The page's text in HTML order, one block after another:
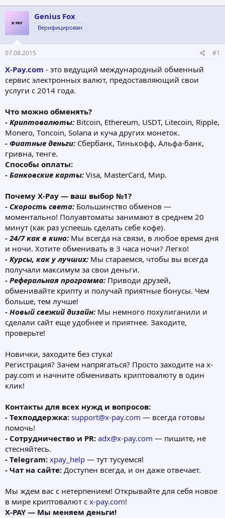
т
р
е
м
ы
т
а
н
а
ч
л
а
Genius Fox
Верифицирован
07.08.2015 #1
X-Pay.сom - это ведущий международный обменный
сервис электронных валют, предоставляющий свои
услуги с 2014 года.
Что можно обменять?
- Криптовалюты: Bitcoin, Ethereum, USDT, Litecoin, Ripple,
Monero, Тoncoin, Solana и куча других монеток.
- Фиатные деньги: Сбербанк, Тинькофф, Альфа-банк,
гривна, тенге.
Способы оплаты:
- Банковские карты: Visa, MasterCard, Мир.
Почему X-Pay — ваш выбор №1?
- Скорость света: Большинство обменов —
моментально! Полуавтоматы занимают в среднем 20
минут (как раз успеешь сделать себе кофе).
- 24/7 как в кино: Мы всегда на связи, в любое время дня
и ночи. Хотите обменивать в 3 часа ночи? Легко!
- Курсы, как у лучших: Мы стараемся, чтобы вы всегда
получали максимум за свои деньги.
- Реферальная программа: Приводи друзей,
обменивайте крипту и получай приятные бонусы. Чем
больше, тем лучше!
- Новый свежий дизайн: Мы немного похулиганили и
сделали сайт еще удобнее и приятнее. Заходите,
проверьте!
Новички, заходите без стука!
Регистрация? Зачем напрягаться? Просто заходите на x-
pay.com и начните обменивать криптовалюту в один
клик!
Контакты для всех нужд и вопросов:
- Техподдержка: support@x-pay.com — всегда готовы
помочь!
- Сотрудничество и PR: adx@x-pay.com — пишите, не
стесняйтесь.
- Telegram: xpay_help — тут тусуемся!
- Чат на сайте: Доступен всегда, и он даже отвечает.
Мы ждем вас с нетерпением! Открывайте для себя новое
в мире криптовалют с x-pay.com!
X-PAY — Мы меняем деньги!